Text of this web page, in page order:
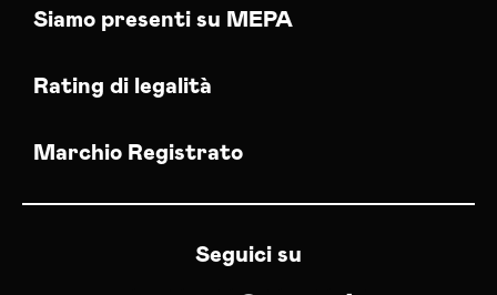
Siamo presenti su MEPA
Rating di legalità
Marchio Registrato
Seguici su